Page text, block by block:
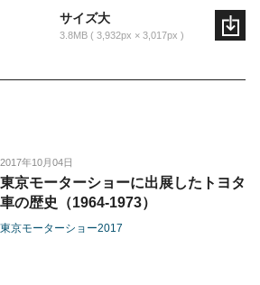
サイズ大
3.8MB 3,932px × 3,017px
2017年10月04日
東京モーターショーに出展したトヨタ
車の歴史（1964-1973）
東京モーターショー2017